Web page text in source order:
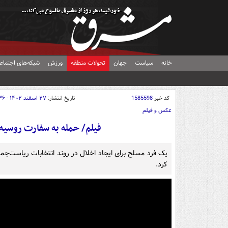
خانه سیاست جهان تحولات منطقه ورزش شبکه‌های
کد خبر1585598 تاریخ انتشار: ۲۷ اسفند ۱۴۰۲ - ۱۸:۳۶
عکس و فیلم
فیلم/ حمله به سفارت
یک فرد مسلح برای ایجاد اخلال در روند انتخابات
کرد.